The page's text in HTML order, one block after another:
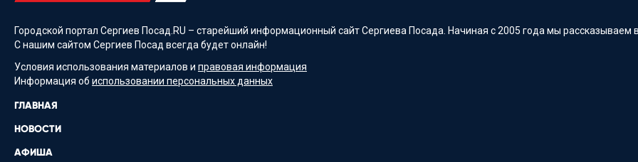
Городской портал Сергиев Посад.RU – старейший информационный сайт Сергиева Посада. Начиная с 2005 года мы
С нашим сайтом Сергиев Посад всегда будет онлайн!
Условия использования материалов и правовая информация
Информация об использовании персональных данных
ГЛАВНАЯ
НОВОСТИ
АФИША